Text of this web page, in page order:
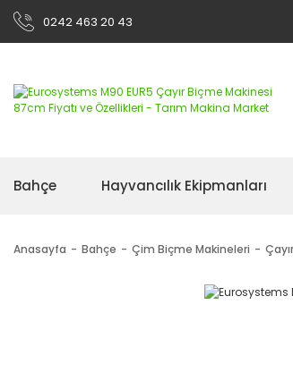
0242 463 20 43
Bahçe Hayvancılık Ekipmanları
Anasayfa Bahçe Çim Biçme Makineleri